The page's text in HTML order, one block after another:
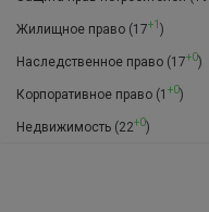
Жилищное право(17+1 )
Наследственное право(17+0)
Корпоративное право(1 +0)
Недвижимость(22+0)